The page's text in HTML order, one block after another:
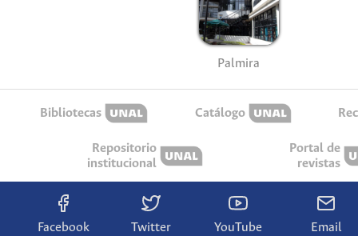
Palmira
Bibliotecas Catálogo
Repositorio
institucional
Portal de
revistas
Facebook Twitter YouTube Email